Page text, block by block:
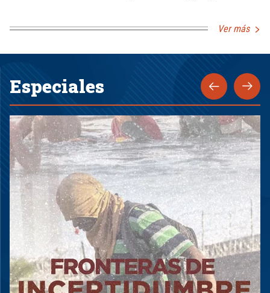
Ver más
Especiales